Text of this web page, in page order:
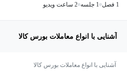
1 فصل 1 جلسه 2 ساعت ویدیو
آشنایی با انواع معاملات بورس کالا
آشنایی با انواع معاملات بورس کالا